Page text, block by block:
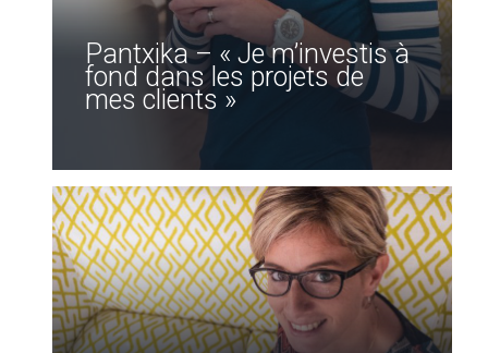
Pantxika – « Je m’investis à
fond dans les projets de
mes clients »